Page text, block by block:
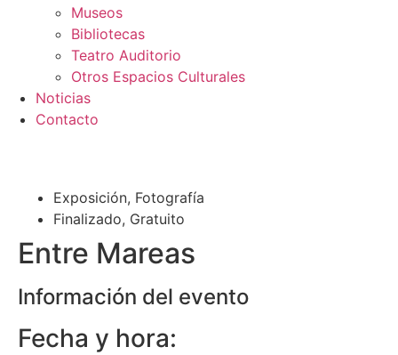
Museos
Bibliotecas
Teatro Auditorio
Otros Espacios Culturales
Noticias
Contacto
Exposición, Fotografía
Finalizado, Gratuito
Entre Mareas
Información del evento
Fecha y hora: